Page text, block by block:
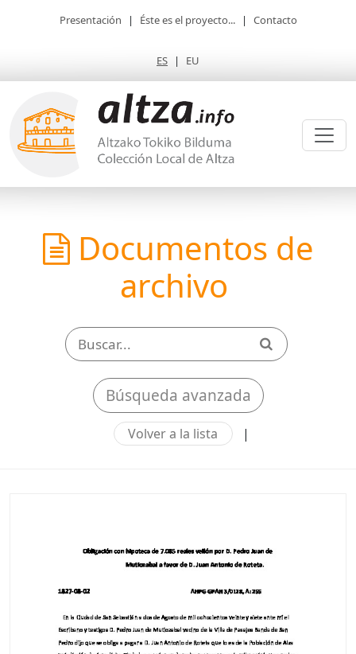
Presentación | Éste es el proyecto... | Contacto
ES | EU
Documentos de
archivo
Búsqueda avanzada
Volver a la lista |